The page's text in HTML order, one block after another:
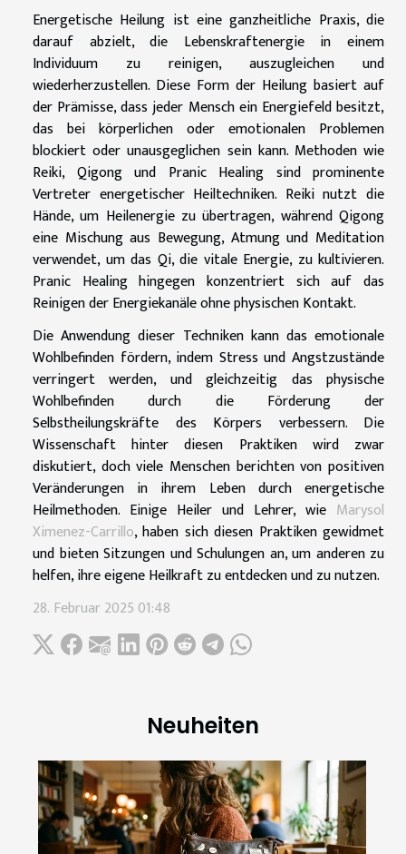
Neuheiten
Energetische Heilung ist eine ganzheitliche Praxis, die
darauf abzielt, die Lebenskraftenergie in einem
Individuum zu reinigen, auszugleichen und
wiederherzustellen. Diese Form der Heilung basiert auf
der Prämisse, dass jeder Mensch ein Energiefeld besitzt,
das bei körperlichen oder emotionalen Problemen
blockiert oder unausgeglichen sein kann. Methoden wie
Reiki, Qigong und Pranic Healing sind prominente
Vertreter energetischer Heiltechniken. Reiki nutzt die
Hände, um Heilenergie zu übertragen, während Qigong
eine Mischung aus Bewegung, Atmung und Meditation
verwendet, um das Qi, die vitale Energie, zu kultivieren.
Pranic Healing hingegen konzentriert sich auf das
Reinigen der Energiekanäle ohne physischen Kontakt.
Die Anwendung dieser Techniken kann das emotionale
Wohlbefinden fördern, indem Stress und Angstzustände
verringert werden, und gleichzeitig das physische
Wohlbefinden durch die Förderung der
Selbstheilungskräfte des Körpers verbessern. Die
Wissenschaft hinter diesen Praktiken wird zwar
diskutiert, doch viele Menschen berichten von positiven
Veränderungen in ihrem Leben durch energetische
Heilmethoden. Einige Heiler und Lehrer, wie Marysol
Ximenez-Carrillo, haben sich diesen Praktiken gewidmet
und bieten Sitzungen und Schulungen an, um anderen zu
helfen, ihre eigene Heilkraft zu entdecken und zu nutzen.
28. Februar 2025 01:48